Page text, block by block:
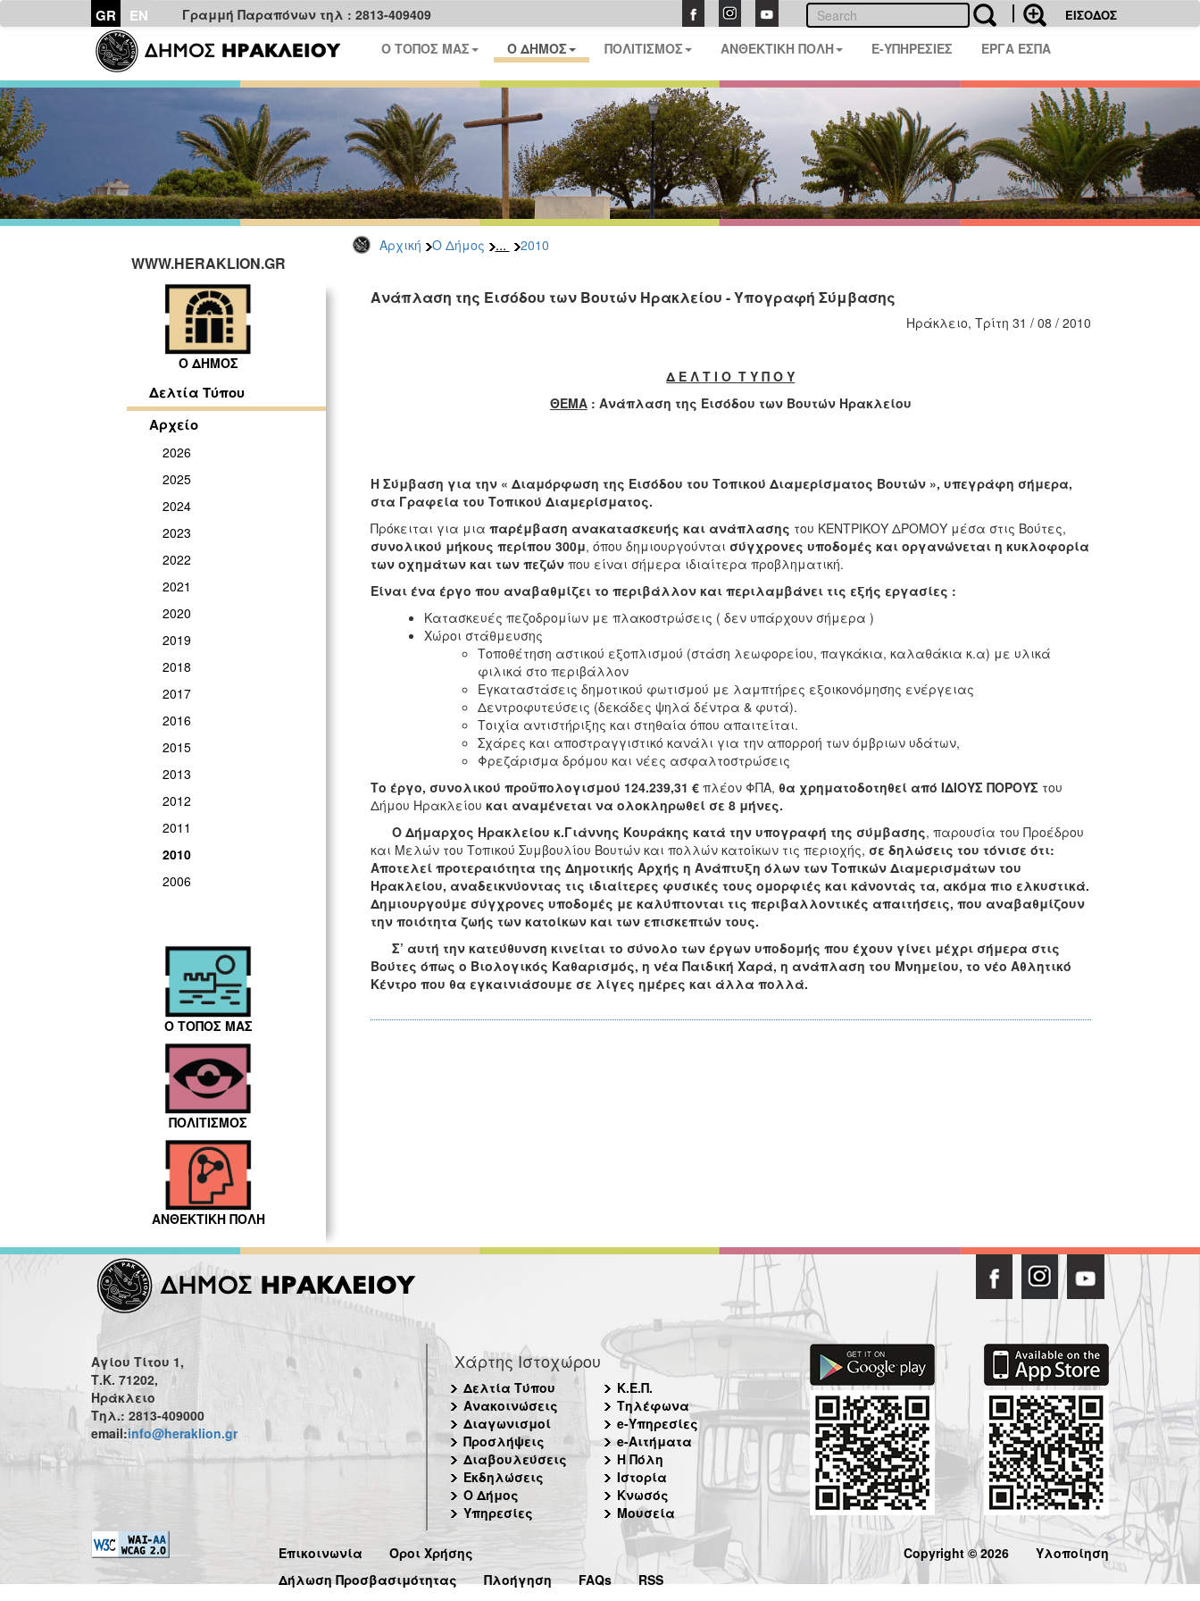
GR EN Γραμμή Παραπόνων τηλ : 2813-409409 ΕΙΣΟΔΟΣ
Ο ΤΟΠΟΣ ΜΑΣ Ο ΔΗΜΟΣ ΠΟΛΙΤΙΣΜΟΣ ΑΝΘΕΚΤΙΚΗ ΠΟΛΗ E-ΥΠΗΡΕΣΙΕΣ ΕΡΓΑ ΕΣΠΑ
Αρχική Ο Δήμος ... 2010
WWW.HERAKLION.GR
Ο ΔΗΜΟΣ
Δελτία Τύπου
Αρχείο
2026
2025
2024
2023
2022
2021
2020
2019
2018
2017
2016
2015
2013
2012
2011
2010
2006
Ο ΤΟΠΟΣ ΜΑΣ
ΠΟΛΙΤΙΣΜΟΣ
ΑΝΘΕΚΤΙΚΗ ΠΟΛΗ
Ανάπλαση της Εισόδου των Βουτών Ηρακλείου - Υπογραφή Σύμβασης
Ηράκλειο, Τρίτη 31 / 08 / 2010
Δ Ε Λ Τ Ι Ο Τ Υ Π Ο Υ
ΘΕΜΑ: Ανάπλαση της Εισόδου των Βουτών Ηρακλείου
H Σύμβαση για την « Διαμόρφωση της Εισόδου του Τοπικού Διαμερίσματος Βουτών », υπεγράφη σήμερα,
στα Γραφεία του Τοπικού Διαμερίσματος.
Πρόκειται για μια παρέμβαση ανακατασκευής και ανάπλασης του ΚΕΝΤΡΙΚΟΥ ΔΡΟΜΟΥ μέσα στις Βούτες,
συνολικού μήκους περίπου 300μ, όπου δημιουργούνται σύγχρονες υποδομές και οργανώνεται η κυκλοφορία
των οχημάτων και των πεζώνπου είναι σήμερα ιδιαίτερα προβληματική.
Είναι ένα έργο που αναβαθμίζει το περιβάλλον και περιλαμβάνει τις εξής εργασίες :
Κατασκευές πεζοδρομίων με πλακοστρώσεις ( δεν υπάρχουν σήμερα )
Χώροι στάθμευσης
Τοποθέτηση αστικού εξοπλισμού (στάση λεωφορείου, παγκάκια, καλαθάκια κ.α) με υλικά
φιλικά στο περιβάλλον
Εγκαταστάσεις δημοτικού φωτισμού με λαμπτήρες εξοικονόμησης ενέργειας
Δεντροφυτεύσεις (δεκάδες ψηλά δέντρα & φυτά).
Τοιχία αντιστήριξης και στηθαία όπου απαιτείται.
Σχάρες και αποστραγγιστικό κανάλι για την απορροή των όμβριων υδάτων,
Φρεζάρισμα δρόμου και νέες ασφαλτοστρώσεις
Το έργο, συνολικού προϋπολογισμού 124.239,31 €πλέον ΦΠΑ, θα χρηματοδοτηθεί από ΙΔΙΟΥΣ ΠΟΡΟΥΣ του
Δήμου Ηρακλείου και αναμένεται να ολοκληρωθεί σε 8 μήνες.
Ο Δήμαρχος Ηρακλείου κ.Γιάννης Κουράκης κατά την υπογραφή της σύμβασης, παρουσία του Προέδρου
και Μελών του Τοπικού Συμβουλίου Βουτών και πολλών κατοίκων τις περιοχής, σε δηλώσεις του τόνισε ότι:
Αποτελεί προτεραιότητα της Δημοτικής Αρχής η Ανάπτυξη όλων των Τοπικών Διαμερισμάτων του
Ηρακλείου, αναδεικνύοντας τις ιδιαίτερες φυσικές τους ομορφιές και κάνοντάς τα, ακόμα πιο ελκυστικά.
Δημιουργούμε σύγχρονες υποδομές με καλύπτονται τις περιβαλλοντικές απαιτήσεις, που αναβαθμίζουν
την ποιότητα ζωής των κατοίκων και των επισκεπτών τους.
Σ’ αυτή την κατεύθυνση κινείται το σύνολο των έργων υποδομής που έχουν γίνει μέχρι σήμερα στις
Βούτες όπως ο Βιολογικός Καθαρισμός, η νέα Παιδική Χαρά, η ανάπλαση του Μνημείου, το νέο Αθλητικό
Κέντρο που θα εγκαινιάσουμε σε λίγες ημέρες και άλλα πολλά.
Αγίου Τίτου 1,
Τ.Κ. 71202,
Ηράκλειο
Τηλ.: 2813-409000
email:info@heraklion.gr
Χάρτης Ιστοχώρου
Δελτία Τύπου
Ανακοινώσεις
Διαγωνισμοί
Προσλήψεις
Διαβουλεύσεις
Εκδηλώσεις
Ο Δήμος
Υπηρεσίες
Κ.Ε.Π.
Τηλέφωνα
e-Υπηρεσίες
e-Αιτήματα
Η Πόλη
Ιστορία
Κνωσός
Μουσεία
Επικοινωνία
Όροι Χρήσης
Δήλωση Προσβασιμότητας
Πλοήγηση FAQs RSS
Copyright © 2026 Υλοποίηση